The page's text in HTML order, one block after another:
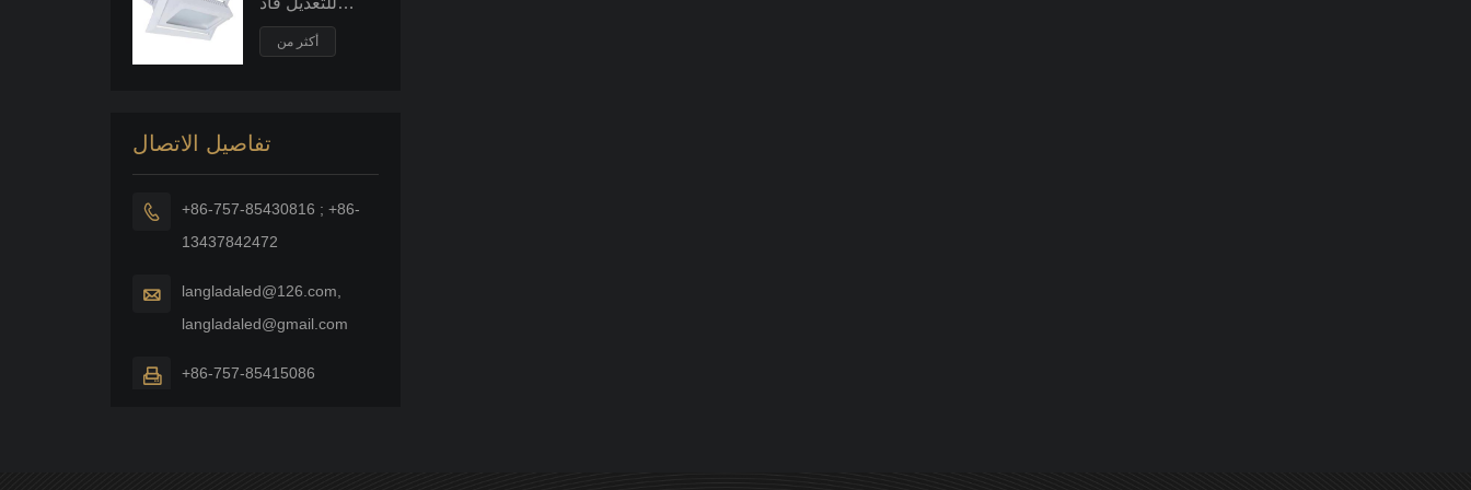
النازل قوة كبيرة
راحة السقف
بقعة ضوء
أكثر من
تفاصيل الاتصال

+86-757-85430816 ; +86-
13437842472

langladaled@126.com,
langladaled@gmail.com
 +86-757-85415086